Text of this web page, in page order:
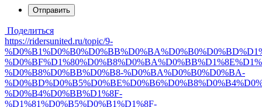
Отправить
Поделиться
https://ridersunited.ru/topic/9-
%D0%B8%D0%BB%D0%B8-%D0%BA%D0%B0%D0%BA-
%D0%B4%D0%BB%D1%8F-
%D1%81%D0%B5%D0%B1%D1%8F-